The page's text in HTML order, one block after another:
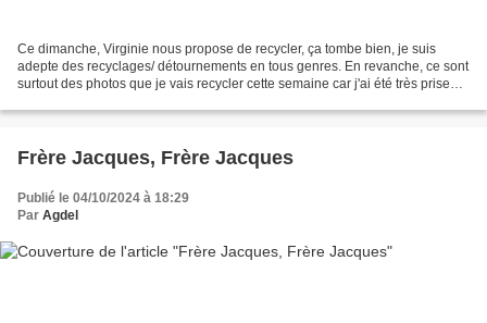
Ce dimanche, Virginie nous propose de recycler, ça tombe bien, je suis
adepte des recyclages/ détournements en tous genres. En revanche, ce sont
surtout des photos que je vais recycler cette semaine car j'ai été très prise
Frère Jacques, Frère Jacques
Publié le 04/10/2024 à 18:29
Par Agdel